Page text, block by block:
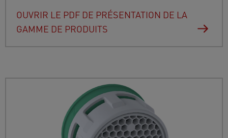
OUVRIR LE PDF DE PRÉSENTATION DE LA
GAMME DE PRODUITS